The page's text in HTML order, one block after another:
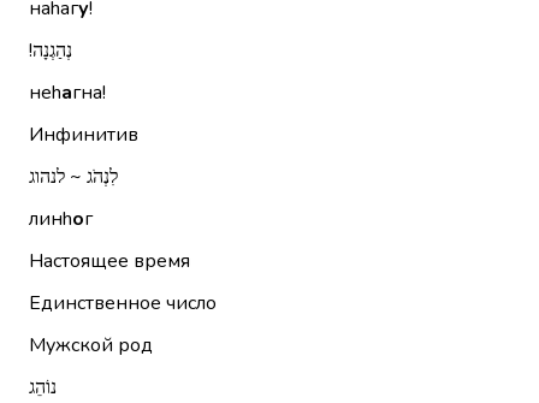
наhагу!
נְהַגְנָה!‏
неhагна!
Инфинитив
לִנְהֹג ~ לנהוג
линhог
Настоящее время
Единственное число
Мужской род
נוֹהֵג